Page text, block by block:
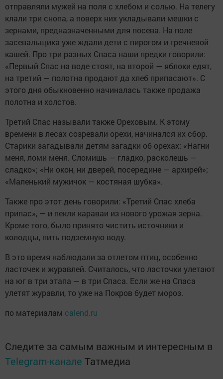
отправляли мужей на поля с хлебом и солью. На телегу
клали три снопа, а поверх них укладывали мешки с
зернами, предназначенными для посева. На поле
засевальщика уже ждали дети с пирогом и гречневой
кашей. Про три разных Спаса наши предки говорили:
«Первый Спас на воде стоят, на второй — яблоки едят,
на третий — полотна продают да хлеб припасают». С
этого дня обыкновенно начиналась также продажа
полотна и холстов.
Третий Спас называли также Ореховым. К этому
времени в лесах созревали орехи, начинался их сбор.
Старики загадывали детям загадки об орехах: «Нагни
меня, ломи меня. Сломишь — гладко, расколешь —
сладко»; «Ни окон, ни дверей, посередине — архирей»;
«Маленький мужичок — костяная шубка».
Также про этот день говорили: «Третий Спас хлеба
припас», — и пекли караваи из нового урожая зерна.
Кроме того, было принято чистить источники и
колодцы, пить подземную воду.
В это время наблюдали за отлетом птиц, особенно
ласточек и журавлей. Считалось, что ласточки улетают
на юг в три этапа — в три Спаса. Если же на Спаса
улетят журавли, то уже на Покров будет мороз.
по материалам calend.ru
Следите за самым важным и интересным в
Telegram-канале Татмедиа